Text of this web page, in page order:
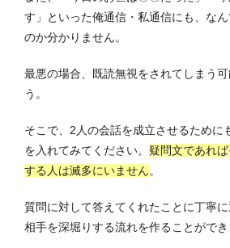
す」といった俺通信・私通信にも、な
のか分かりません。
最悪の場合、既読無視をされてしまう
う。
そこで、2人の会話を成立させるために
を入れてみてください。 疑問文であれ
する人は滅多にいません。
質問に対して答えてくれたことに丁寧
相手を深堀りする流れを作ることができ